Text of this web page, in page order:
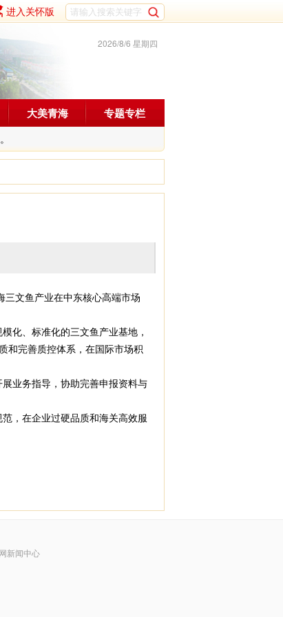
进入关怀版
2026/8/6 星期四
大美青海 专题专栏
文鱼产业在中东核心高端市场
化、标准化的三文鱼产业基地，
和完善质控体系，在国际市场积
业务指导，协助完善申报资料与
，在企业过硬品质和海关高效服
新闻中心